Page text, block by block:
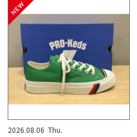
2026.08.06 Thu.